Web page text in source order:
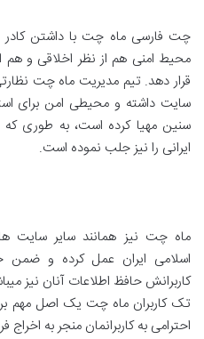
محیط امنی هم از نظر اخلاقی و هم
قرار دهد. تیم مدیریت ماه چت
سایت داشته و محیطی امن برای
سنین مهیا کرده است، به طوری که
ایرانی را نیز جلب نموده است.
ماه چت نیز همانند سایر سایت
اسلامی ایران عمل کرده و
کاربرانش حافظ اطلاعات آنان نیز
تک کاربران ماه چت یک اصل مهم
احترامی به کاربرانمان منجر به